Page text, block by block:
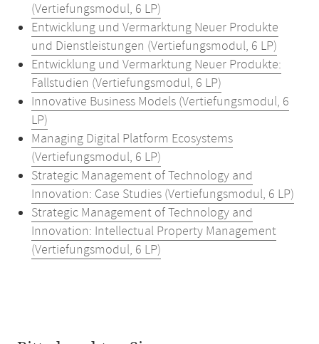
(Vertiefungsmodul, 6 LP)
Entwicklung und Vermarktung Neuer Produkte
und Dienstleistungen (Vertiefungsmodul, 6 LP)
Entwicklung und Vermarktung Neuer Produkte:
Fallstudien (Vertiefungsmodul, 6 LP)
Innovative Business Models (Vertiefungsmodul, 6
LP)
Managing Digital Platform Ecosystems
(Vertiefungsmodul, 6 LP)
Strategic Management of Technology and
Innovation: Case Studies (Vertiefungsmodul, 6 LP)
Strategic Management of Technology and
Innovation: Intellectual Property Management
(Vertiefungsmodul, 6 LP)